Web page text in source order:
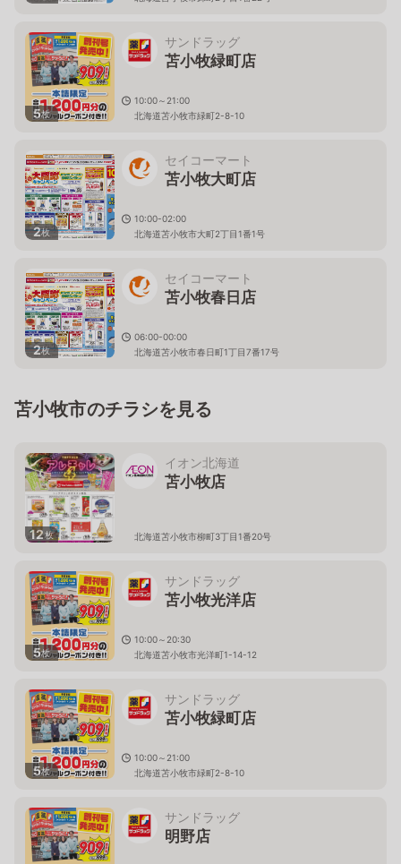
5枚
サンドラッグ
苫小牧緑町店
10:00～21:00
北海道苫小牧市緑町2-8-10
2枚
セイコーマート
苫小牧大町店
10:00-02:00
北海道苫小牧市大町2丁目1番1号
2枚
セイコーマート
苫小牧春日店
06:00-00:00
北海道苫小牧市春日町1丁目7番17号
苫小牧市のチラシを見る
12枚
イオン北海道
苫小牧店
北海道苫小牧市柳町3丁目1番20号
5枚
サンドラッグ
苫小牧光洋店
10:00～20:30
北海道苫小牧市光洋町1-14-12
5枚
サンドラッグ
苫小牧緑町店
10:00～21:00
北海道苫小牧市緑町2-8-10
サンドラッグ
明野店